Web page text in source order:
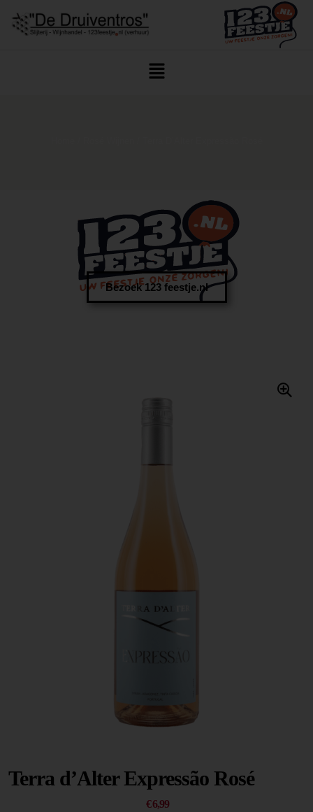
Bezoek 123 feestje.nl
Terra d’Alter Expressão Rosé
€ 6,99